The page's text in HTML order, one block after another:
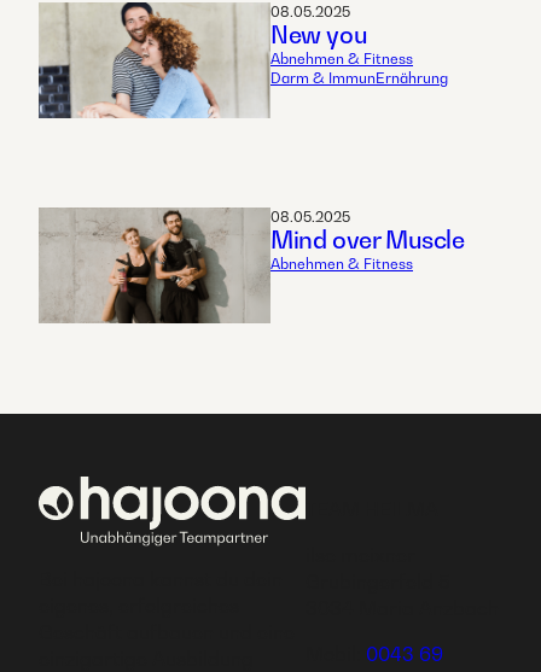
08.05.2025
New you
Abnehmen & Fitness
Darm & ImmunErnährung
08.05.2025
Mind over Muscle
Abnehmen & Fitness
0043 69